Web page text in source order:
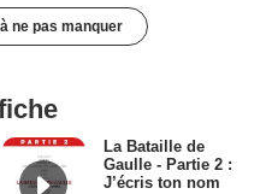
ne pas manquer
La Bataille de
Gaulle - Partie 2 :
J’écris ton nom